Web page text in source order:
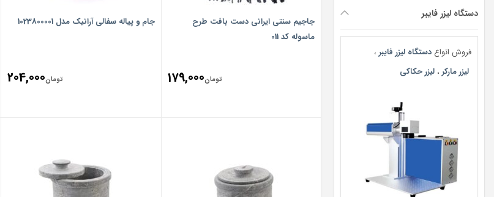
دستگاه لیزر فایبر
فروش انواع دستگاه لیزر فایبر ،
لیزر مارکر ، لیزر حکاکی
جاجیم سنتی ایرانی دست بافت طرح
ماسوله کد 011
تومان179,000
جام و پیاله سفالی آرانیک مدل 1023800001
تومان204,000